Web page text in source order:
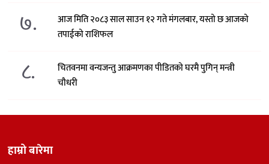
७.
आज मिति २०८३ साल साउन १२ गते मंगलबार, यस्तो छ आजको
तपाईको राशिफल
८.
चितवनमा वन्यजन्तु आक्रमणका पीडितको घरमै पुगिन् मन्त्री
चौधरी
हाम्रो बारेमा